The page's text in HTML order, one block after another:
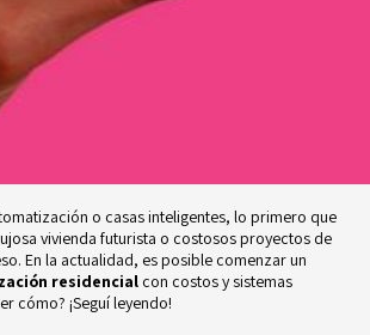
o casas inteligentes, lo primero que
vivienda futurista o costosos proyectos de
En la actualidad, es posible comenzar un
residencial con costos y sistemas
cómo? ¡Seguí leyendo!